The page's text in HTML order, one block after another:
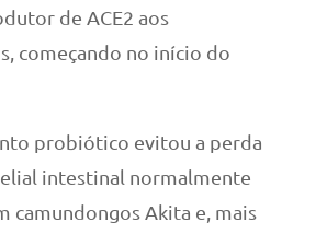
de ACE2 aos
começando no início do
probiótico evitou a perda
intestinal normalmente
camundongos Akita e, mais